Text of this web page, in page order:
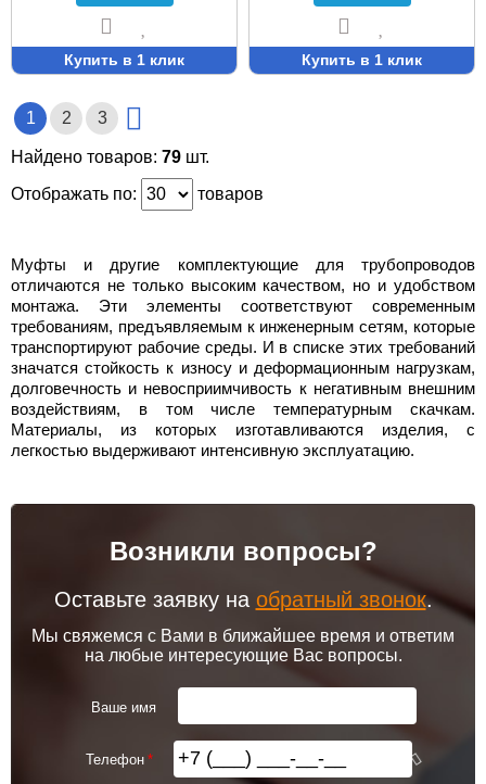
Купить в 1 клик Купить в 1 клик
1 2 3
Найдено товаров: 79 шт.
Отображать по:
товаров
Муфты и другие комплектующие для трубопроводов
отличаются не только высоким качеством, но и удобством
монтажа. Эти элементы соответствуют современным
требованиям, предъявляемым к инженерным сетям, которые
транспортируют рабочие среды. И в списке этих требований
значатся стойкость к износу и деформационным нагрузкам,
долговечность и невосприимчивость к негативным внешним
воздействиям, в том числе температурным скачкам.
Материалы, из которых изготавливаются изделия, с
легкостью выдерживают интенсивную эксплуатацию.
Возникли вопросы?
Оставьте заявку на обратный звонок.
Мы свяжемся с Вами в ближайшее время и ответим
на любые интересующие Вас вопросы.
Ваше имя
Телефон